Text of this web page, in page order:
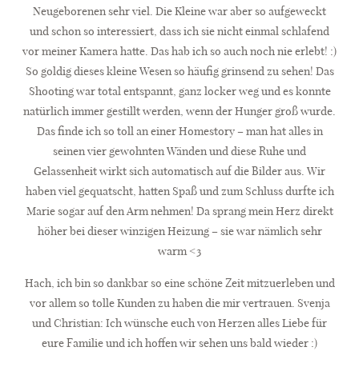
Neugeborenen sehr viel. Die Kleine war aber so aufgeweckt
und schon so interessiert, dass ich sie nicht einmal schlafend
vor meiner Kamera hatte. Das hab ich so auch noch nie erlebt! :)
So goldig dieses kleine Wesen so häufig grinsend zu sehen! Das
Shooting war total entspannt, ganz locker weg und es konnte
natürlich immer gestillt werden, wenn der Hunger groß wurde.
Das finde ich so toll an einer Homestory – man hat alles in
seinen vier gewohnten Wänden und diese Ruhe und
Gelassenheit wirkt sich automatisch auf die Bilder aus. Wir
haben viel gequatscht, hatten Spaß und zum Schluss durfte ich
Marie sogar auf den Arm nehmen! Da sprang mein Herz direkt
höher bei dieser winzigen Heizung – sie war nämlich sehr
warm <3
Hach, ich bin so dankbar so eine schöne Zeit mitzuerleben und
vor allem so tolle Kunden zu haben die mir vertrauen. Svenja
und Christian: Ich wünsche euch von Herzen alles Liebe für
eure Familie und ich hoffen wir sehen uns bald wieder :)